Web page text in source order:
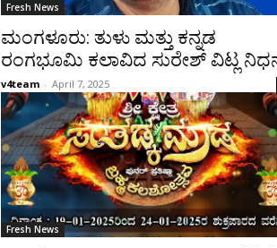
Fresh News
ಮಂಗಳೂರು: ತುಳು ಮತ್ತು ಕನ್ನಡ
ರಂಗಭೂಮಿ ಕಲಾವಿದ ಸುರೇಶ್ ವಿಟ್ಲ
v4team - April 7, 2025
Fresh News